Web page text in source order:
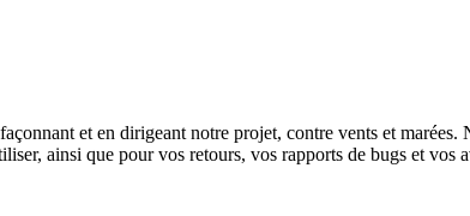
et en dirigeant notre projet, contre vents et marées.
ainsi que pour vos retours, vos rapports de bugs et vos